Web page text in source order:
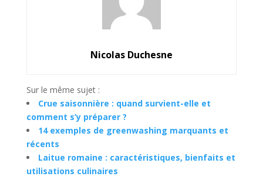
Nicolas Duchesne
Sur le même sujet :
Crue saisonnière : quand survient-elle et
comment s’y préparer ?
14 exemples de greenwashing marquants et
récents
Laitue romaine : caractéristiques, bienfaits et
utilisations culinaires